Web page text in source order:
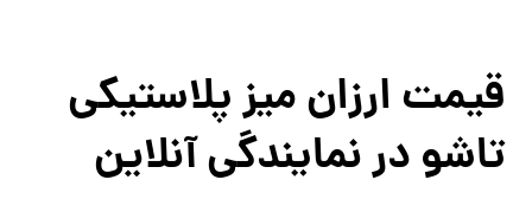
قیمت ارزان میز پلاستیکی
تاشو در نمایندگی آنلاین